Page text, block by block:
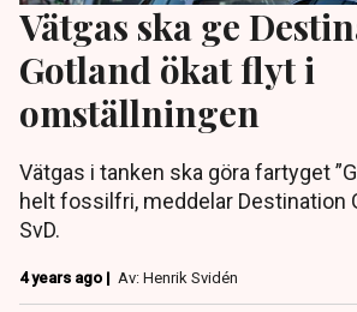
Vätgas ska ge
Gotland ökat flyt i
omställningen
Vätgas i tanken ska göra fartyget
helt fossilfri, meddelar Destination
SvD.
4 years ago | Av: Henrik Svidén